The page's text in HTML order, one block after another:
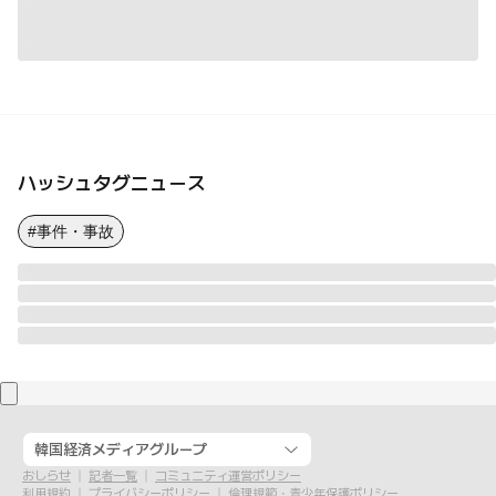
ハッシュタグニュース
#事件・事故
韓国経済メディアグループ
おしらせ 記者一覧
コミュニティ運営ポリシー